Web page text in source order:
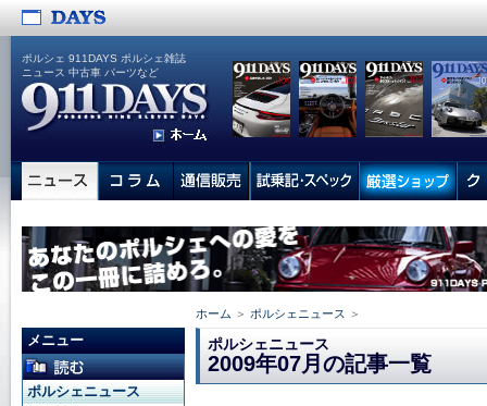
ポルシェ 911DAYS ポルシェ雑誌
ニュース 中古車 パーツなど
ホーム ＞ ポルシェニュース ＞
ポルシェニュース
2009年07月の記事一覧
メニュー
ポルシェニュース